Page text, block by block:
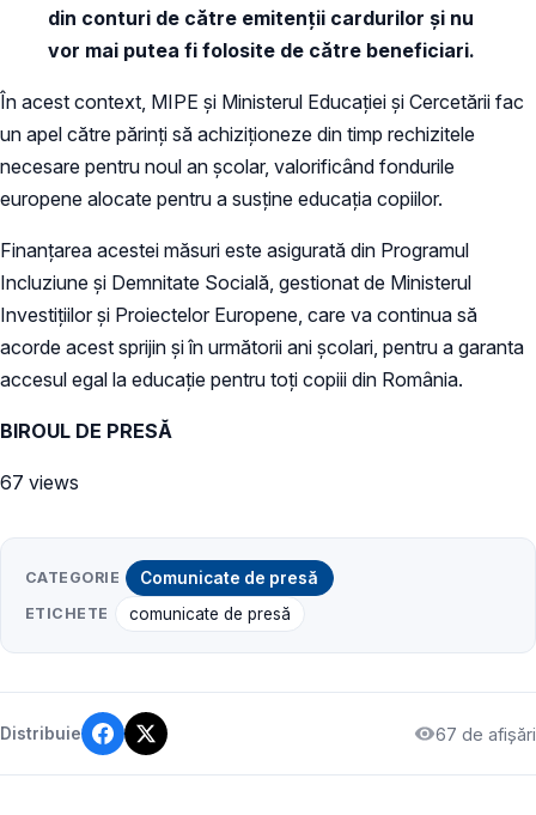
din conturi de către emitenții cardurilor și nu
vor mai putea fi folosite de către beneficiari.
În acest context, MIPE și Ministerul Educației și Cercetării fac
un apel către părinți să achiziționeze din timp rechizitele
necesare pentru noul an școlar, valorificând fondurile
europene alocate pentru a susține educația copiilor.
Finanțarea acestei măsuri este asigurată din Programul
Incluziune și Demnitate Socială, gestionat de Ministerul
Investițiilor și Proiectelor Europene, care va continua să
acorde acest sprijin și în următorii ani școlari, pentru a garanta
accesul egal la educație pentru toți copiii din România.
BIROUL DE PRESĂ
67 views
CATEGORIE Comunicate de presă
ETICHETE comunicate de presă
Distribuie 67 de afișări